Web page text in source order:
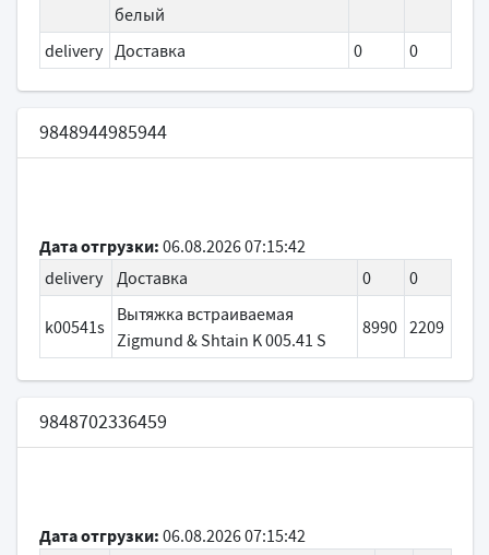
белый
delivery Доставка 0 0
9848944985944
Дата отгрузки: 06.08.2026 07:15:42
delivery
Доставка 0 0
k00541s
Вытяжка встраиваемая
Zigmund & Shtain K 005.41 S
8990 2209
9848702336459
Дата отгрузки: 06.08.2026 07:15:42